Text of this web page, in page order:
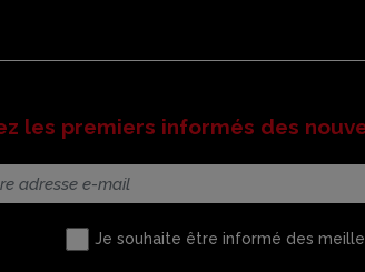
les premiers informés des
Je souhaite être informé des